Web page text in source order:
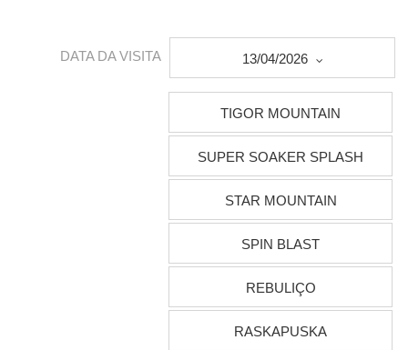
DATA DA VISITA 13/04/2026
TIGOR MOUNTAIN
SUPER SOAKER SPLASH
STAR MOUNTAIN
SPIN BLAST
REBULIÇO
RASKAPUSKA